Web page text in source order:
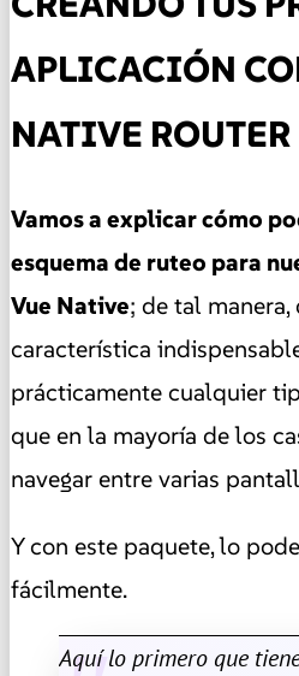
APLICACIÓN
NATIVE ROUTER
Vamos a explicar cómo
esquema de ruteo para
Vue Native; de tal manera,
característica
prácticamente cualquier
que en la mayoría de los
navegar entre varias
Y con este paquete, lo
fácilmente.
Aquí lo primero que